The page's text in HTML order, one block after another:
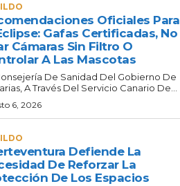
Oficiales Para
Gafas Certificadas, No
Cámaras Sin Filtro O
A Las Mascotas
De Sanidad Del Gobierno De
A Través Del Servicio Canario De...
6, 2026
Defiende La
De Reforzar La
De Los Espacios